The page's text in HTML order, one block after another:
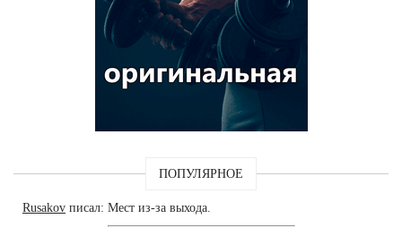
ПОПУЛЯРНОЕ
Rusakov писал: Мест из-за выхода.